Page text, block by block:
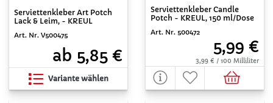
Serviettenkleber Art Potch
Lack & Leim, - KREUL
Art. Nr. V500475
ab 5,85 €
Variante wählen
Serviettenkleber Candle
Potch - KREUL, 150 ml/Dose
Art. Nr. 500472
5,99 €
3,99 € / 100 Milliliter